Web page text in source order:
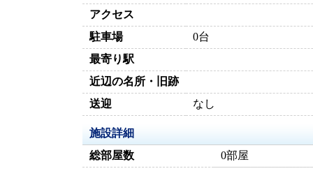
アクセス
駐車場
0台
最寄り駅
近辺の名所・旧跡
送迎
なし
施設詳細
総部屋数
0部屋